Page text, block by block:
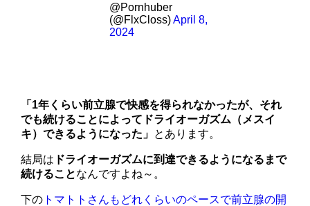
@Pornhuber
(@FlxCloss)April 8,
2024
「1年くらい前立腺で快感を得られなかったが、それ
でも続けることによってドライオーガズム（メスイ
キ）できるようになった」 とあります。
結局は ドライオーガズムに到達できるようになるまで
続けることなんですよね～。
下の トマトトさんもどれくらいのペースで前立腺の開